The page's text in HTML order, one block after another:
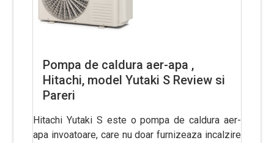
Pompa de caldura aer-apa ,
Hitachi, model Yutaki S Review si
Pareri
Hitachi Yutaki S este o pompa de caldura aer-
apa invoatoare, care nu doar furnizeaza incalzire